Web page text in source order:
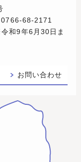
68-2171
和9年6月30日ま
お問い合わせ